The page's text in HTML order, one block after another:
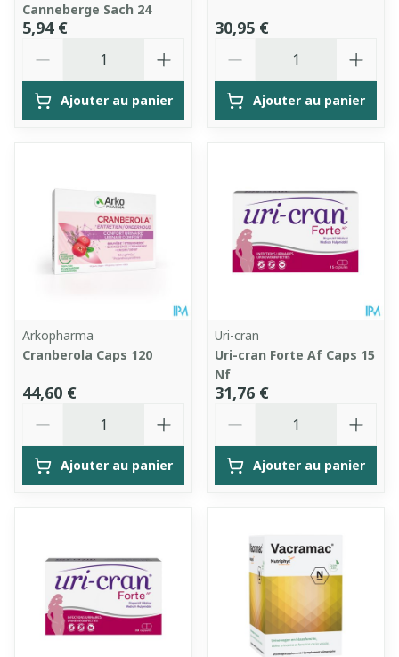
Canneberge Sach 24
5,94 €
Ajouter au panier
30,95 €
Ajouter au panier
Arkopharma
Cranberola Caps 120
44,60 €
Ajouter au panier
Uri-cran
Uri-cran Forte Af Caps 15
Nf
31,76 €
Ajouter au panier